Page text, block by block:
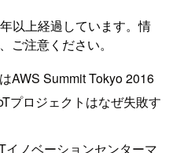
以上経過しています。情
ご注意ください。
AWS Summit Tokyo 2016
プロジェクトはなぜ失敗す
イノベーションセンターマ